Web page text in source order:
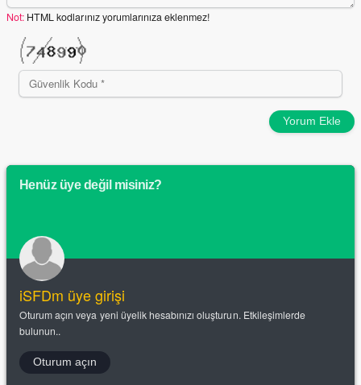
Not: HTML kodlarınız yorumlarınıza eklenmez!
Yorum Ekle
Henüz üye değil misiniz?
iSFDm üye girişi
Oturum açın veya yeni üyelik hesabınızı oluşturun. Etkileşimlerde
bulunun..
Oturum açın